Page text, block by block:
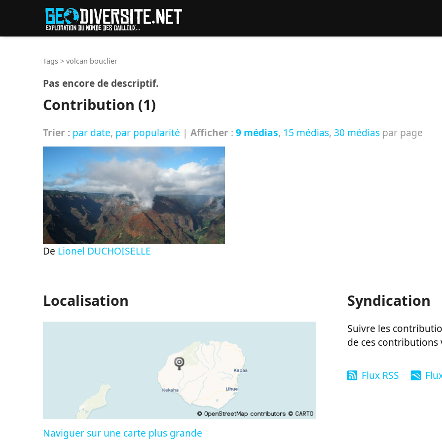
Tags > volcan bouclier
Pas encore de descriptif.
Contribution (1)
Trier : par date, par popularité | Afficher : 9 médias, 15 médias, 30 médias par page
De Lionel DUCHOISELLE
Localisation
Naviguer sur une carte plus grande
Syndication
Suivre les
de ces
Flux RSS